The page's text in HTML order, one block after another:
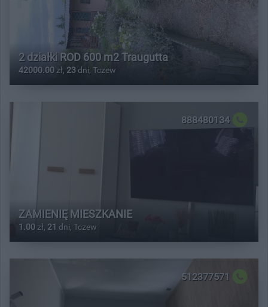
2 działki ROD 600 m2 Traugutta
42000.00 zł, 23 dni, Tczew
888480134
ZAMIENIĘ MIESZKANIE
1.00 zł, 21 dni, Tczew
512377571